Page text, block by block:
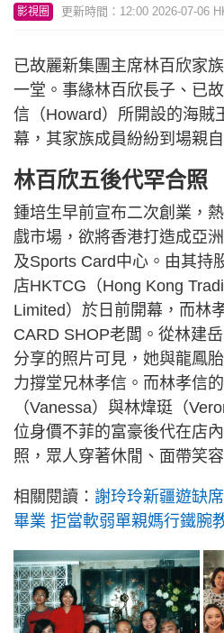
影視圈 更新時間：12:00 2026-07-06
已故麗新集團主席林百欣家
一堂。事緣林百欣長子、已
信（Howard）所開設的海賊
幕，其家族成員紛紛到場親自
林百欣五後代罕合照
鍾培生早前宣布二次創業，
戲市場，欲將香港打造成亞
及Sports Card中心。由其持
店HKTCG（Hong Kong
Limited）於日前開幕，而林
CARD SHOP老闆。從林建
分享的照片可見，她與龍鳳
力撐堂兄林孝信。而林孝信
（Vanessa）與林煒珽（
位身價不菲的富豪後代在店
照，眾人穿著休閒、面帶笑
相關閱讀： 謝玲玲新疆遊缺
畢業 拒當軟弱單親媽行鐵腕